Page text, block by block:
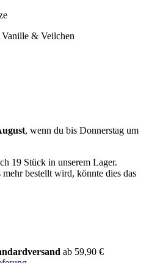
& Veilchen
, wenn du bis Donnerstag um
19 Stück in unserem Lager.
bestellt wird, könnte dies das
ab 59,90 €